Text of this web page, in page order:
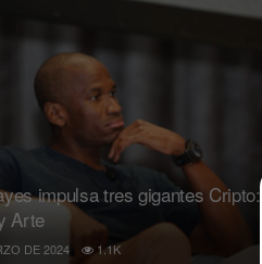
impulsa tres gigantes Cripto:
Arte
DE 2024 1.1K